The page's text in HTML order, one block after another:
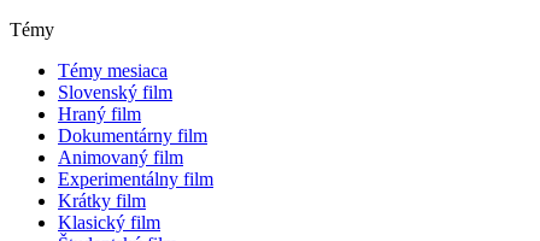
Témy
Témy mesiaca
Slovenský film
Hraný film
Dokumentárny film
Animovaný film
Experimentálny film
Krátky film
Klasický film